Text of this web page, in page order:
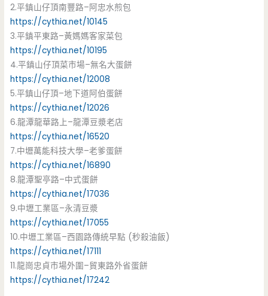
2.平鎮山仔頂南豐路–阿忠水煎包
https://cythia.net/10145
3.平鎮平東路–黃媽媽客家菜包
https://cythia.net/10195
4.平鎮山仔頂菜市場–無名大蛋餅
https://cythia.net/12008
5.平鎮山仔頂–地下道阿伯蛋餅
https://cythia.net/12026
6.龍潭龍華路上–龍潭豆漿老店
https://cythia.net/16520
7.中壢萬能科技大學–老爹蛋餅
https://cythia.net/16890
8.龍潭聖亭路–中式蛋餅
https://cythia.net/17036
9.中壢工業區–永清豆漿
https://cythia.net/17055
10.中壢工業區–西園路傳統早點 (秒殺油飯)
https://cythia.net/17111
11.龍崗忠貞市場外圍–貿東路外省蛋餅
https://cythia.net/17242